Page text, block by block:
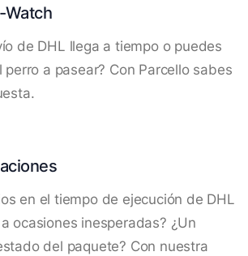
Watch
de DHL llega a tiempo o puedes
perro a pasear? Con Parcello sabes
en el tiempo de ejecución de DHL
ocasiones inesperadas? ¿Un
del paquete? Con nuestra